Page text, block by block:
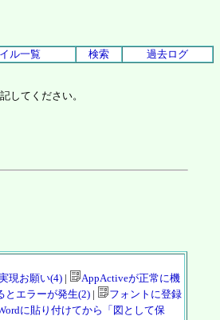
ル一覧 検索 過去ログ
してください。
現お願い(4)|
AppActiveが正常に機
とエラーが発生(2)|
フォントに登録
に貼り付けてから「図として保